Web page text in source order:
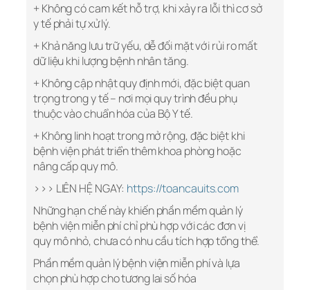
+ Không có cam kết hỗ trợ, khi xảy ra lỗi thì cơ sở
y tế phải tự xử lý.
+ Khả năng lưu trữ yếu, dễ đối mặt với rủi ro mất
dữ liệu khi lượng bệnh nhân tăng.
+ Không cập nhật quy định mới, đặc biệt quan
trọng trong y tế – nơi mọi quy trình đều phụ
thuộc vào chuẩn hóa của Bộ Y tế.
+ Không linh hoạt trong mở rộng, đặc biệt khi
bệnh viện phát triển thêm khoa phòng hoặc
nâng cấp quy mô.
>>> LIÊN HỆ NGAY: https://toancauits.com
Những hạn chế này khiến phần mềm quản lý
bệnh viện miễn phí chỉ phù hợp với các đơn vị
quy mô nhỏ, chưa có nhu cầu tích hợp tổng thể.
Phần mềm quản lý bệnh viện miễn phí và lựa
chọn phù hợp cho tương lai số hóa